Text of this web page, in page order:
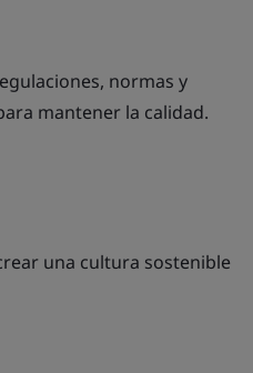
normas y
mantener la calidad.
una cultura sostenible